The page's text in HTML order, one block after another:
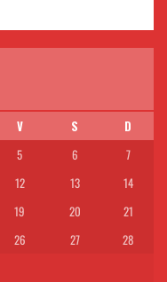
V S
D
5 6
7
12 13
14
19 20
21
26 27
28